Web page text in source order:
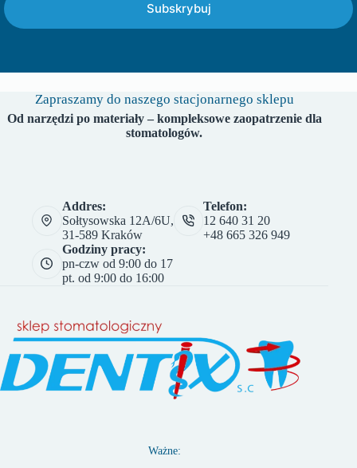
Subskrybuj
Zapraszamy do naszego stacjonarnego sklepu
Od narzędzi po materiały – kompleksowe zaopatrzenie dla
stomatologów.
Addres:
Sołtysowska 12A/6U,
31-589 Kraków
Telefon:
12 640 31 20
+48 665 326 949
Godziny pracy:
pn-czw od 9:00 do 17
pt. od 9:00 do 16:00
Ważne: